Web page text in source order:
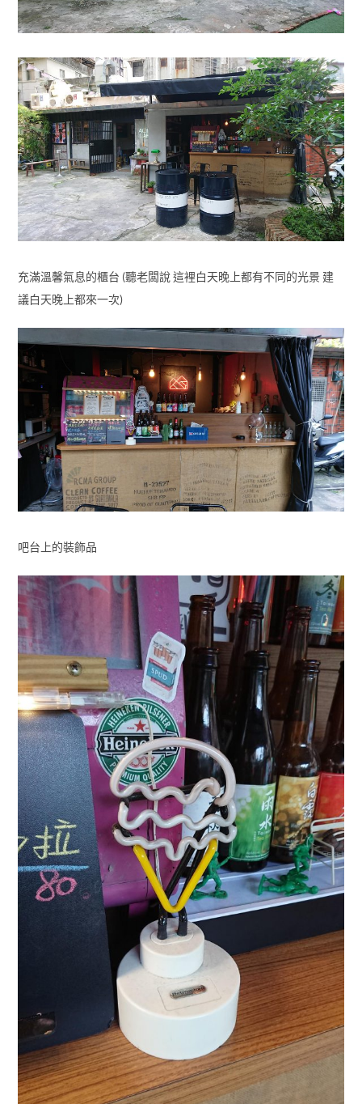
充滿溫馨氣息的櫃台 (聽老闆說 這裡白天晚上都有不同的光景 建
議白天晚上都來一次)
吧台上的裝飾品